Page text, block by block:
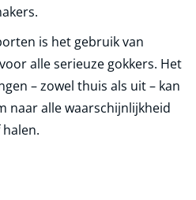
is het gebruik van
alle serieuze gokkers. Het
– zowel thuis als uit – kan
naar alle waarschijnlijkheid